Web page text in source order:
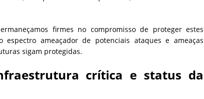
firmes no compromisso de proteger estes
ameaçador de potenciais ataques e ameaças
sigam protegidas.
crítica e status da